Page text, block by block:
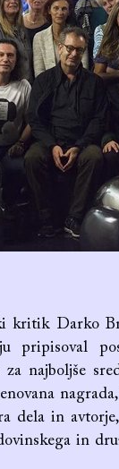
kritik Darko
pripisoval
najboljše
dela in
in